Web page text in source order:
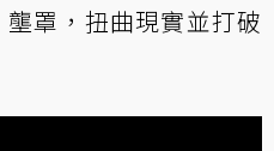
罩，扭曲現實並打破